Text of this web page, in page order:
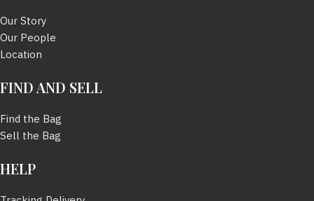
Our Story
Our People
Location
FIND AND SELL
Find the Bag
Sell the Bag
HELP